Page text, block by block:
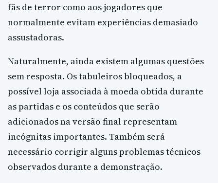
fãs de terror como aos jogadores que
normalmente evitam experiências demasiado
assustadoras.
Naturalmente, ainda existem algumas questões
sem resposta. Os tabuleiros bloqueados, a
possível loja associada à moeda obtida durante
as partidas e os conteúdos que serão
adicionados na versão final representam
incógnitas importantes. Também será
necessário corrigir alguns problemas técnicos
observados durante a demonstração.